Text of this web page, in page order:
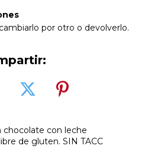
por otro o devolverlo.
chocolate con leche
de gluten. SIN TACC